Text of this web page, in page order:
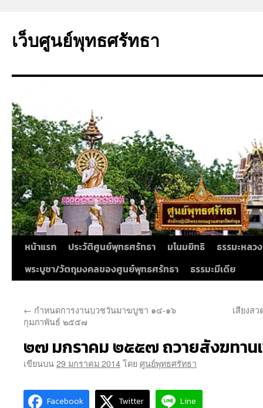
ยัง
เว็บศูนย์พุทธศรัทธา
หน้าแรก ประวัติศูนย์พุทธศรัทธา มโนมยิทธิ
ธรรมะหลว
พระบูชา/วัตถุมงคลของศูนย์พุทธศรัทธา
ธรรมะมีเดีย
← กำหนดการงานบวชวันมาฆบูชา ๑๔-๑๖
กุมภาพันธ์ ๒๕๕๗
เสียงส
๒๗ มกราคม ๒๕๕๗ ถวายสังฆทาน
เขียนบน29 มกราคม 2014โดยศูนย์พุทธศรัทธา
Facebook Twitter Line